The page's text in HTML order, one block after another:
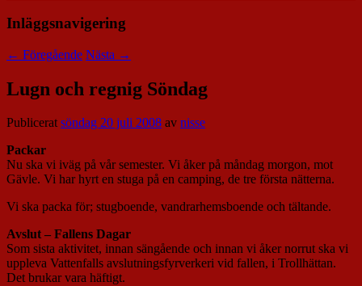
Inläggsnavigering
← Föregående Nästa →
Lugn och regnig Söndag
Publiceratsöndag 20 juli 2008 av nisse
Packar
Nu ska vi iväg på vår semester. Vi åker på måndag morgon, mot
Gävle. Vi har hyrt en stuga på en camping, de tre första nätterna.
Vi ska packa för; stugboende, vandrarhemsboende och tältande.
Avslut – Fallens Dagar
Som sista aktivitet, innan sängående och innan vi åker norrut ska vi
uppleva Vattenfalls avslutningsfyrverkeri vid fallen, i Trollhättan.
Det brukar vara häftigt.